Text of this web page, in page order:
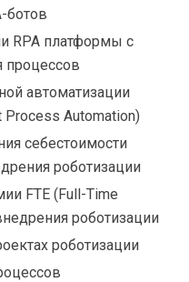
ботов
RPA платформы с
процессов
автоматизации
Automation)
себестоимости
роботизации
FTE (Full-Time
роботизации
роботизации